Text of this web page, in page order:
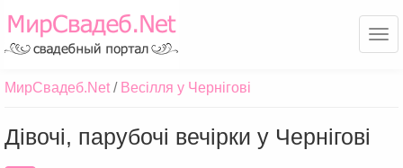
МирСвадеб.Net Весілля у Чернігові
Дівочі, парубочі вечірки у Чернігові